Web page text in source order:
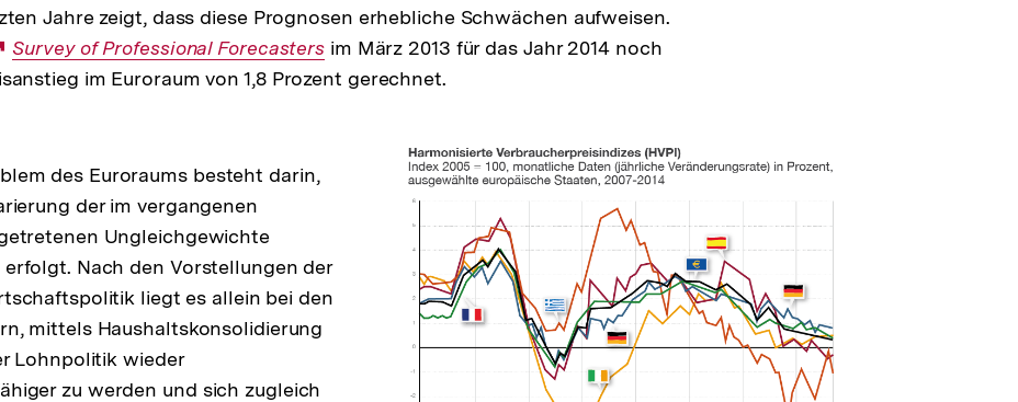
Jahre zeigt, dass diese Prognosen erhebliche Schwächen aufweisen.
Externer
Link:
Survey of Professional Forecasters im März 2013 für das Jahr 2014 noch
im Euroraum von 1,8 Prozent gerechnet.
In
Lightbox
des Euroraums besteht darin,
der im vergangenen
Ungleichgewichte
Nach den Vorstellungen der
liegt es allein bei den
mittels Haushaltskonsolidierung
Lohnpolitik wieder
zu werden und sich zugleich